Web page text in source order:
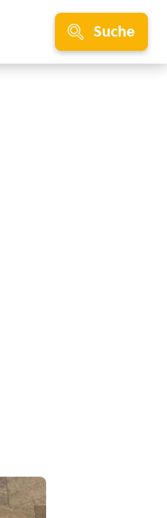
Suche